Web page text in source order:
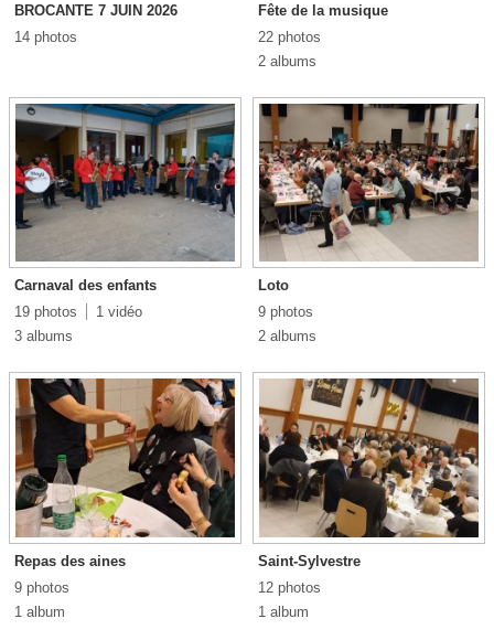
BROCANTE 7 JUIN 2026
14 photos
Fête de la musique
22 photos
2 albums
Carnaval des enfants
19 photos
1 vidéo
3 albums
Loto
9 photos
2 albums
Repas des aines
9 photos
1 album
Saint-Sylvestre
12 photos
1 album